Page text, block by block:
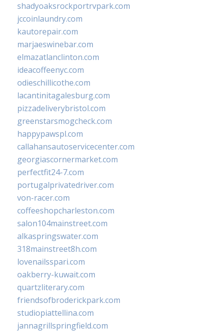
shadyoaksrockportrvpark.com
jccoinlaundry.com
kautorepair.com
marjaeswinebar.com
elmazatlanclinton.com
ideacoffeenyc.com
odieschillicothe.com
lacantinitagalesburg.com
pizzadeliverybristol.com
greenstarsmogcheck.com
happypawspl.com
callahansautoservicecenter.com
georgiascornermarket.com
perfectfit24-7.com
portugalprivatedriver.com
von-racer.com
coffeeshopcharleston.com
salon104mainstreet.com
alkaspringswater.com
318mainstreet8h.com
lovenailsspari.com
oakberry-kuwait.com
quartzliterary.com
friendsofbroderickpark.com
studiopiattellina.com
jannagrillspringfield.com